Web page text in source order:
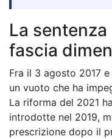
La
fascia
Fra il 3 agosto 2017
un vuoto che ha
La riforma del 2021
introdotte nel 2019,
prescrizione dopo il